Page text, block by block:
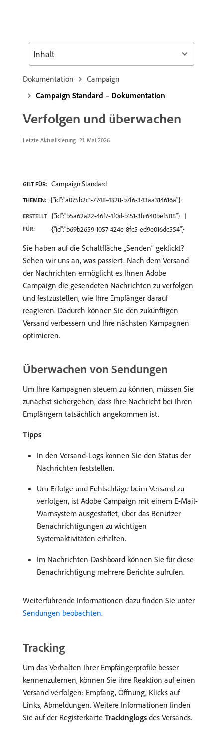
Dokumentation
Campaign
Campaign Standard – Dokumentation
Verfolgen und überwachen
Letzte Aktualisierung: 21. Mai 2026
GILT FÜR: Campaign Standard
THEMEN: {"id":"a075b2c1-7748-4328-b7f6-343aa314616a"}
ERSTELLT
FÜR:
{"id":"b5a62a22-46f7-4f0d-b151-3fc640bef588"}
{"id":"b69b2659-1057-424e-8fc5-ed9e016dc554"}
Sie haben auf die Schaltfläche „Senden“ geklickt?
Sehen wir uns an, was passiert. Nach dem Versand
der Nachrichten ermöglicht es Ihnen Adobe
Campaign die gesendeten Nachrichten zu verfolgen
und festzustellen, wie Ihre Empfänger darauf
reagieren. Dadurch können Sie den zukünftigen
Versand verbessern und Ihre nächsten Kampagnen
optimieren.
Überwachen von Sendungen
Um Ihre Kampagnen steuern zu können, müssen Sie
zunächst sichergehen, dass Ihre Nachricht bei Ihren
Empfängern tatsächlich angekommen ist.
Tipps
In den Versand-Logs können Sie den Status der
Nachrichten feststellen.
Um Erfolge und Fehlschläge beim Versand zu
verfolgen, ist Adobe Campaign mit einem E-Mail-
Warnsystem ausgestattet, über das Benutzer
Benachrichtigungen zu wichtigen
Systemaktivitäten erhalten.
Im Nachrichten-Dashboard können Sie für diese
Benachrichtigung mehrere Berichte aufrufen.
Weiterführende Informationen dazu finden Sie unter
Sendungen beobachten.
Tracking
Um das Verhalten Ihrer Empfängerprofile besser
kennenzulernen, können Sie ihre Reaktion auf einen
Versand verfolgen: Empfang, Öffnung, Klicks auf
Links, Abmeldungen. Weitere Informationen finden
Sie auf der Registerkarte Trackinglogs des Versands.
Inhalt